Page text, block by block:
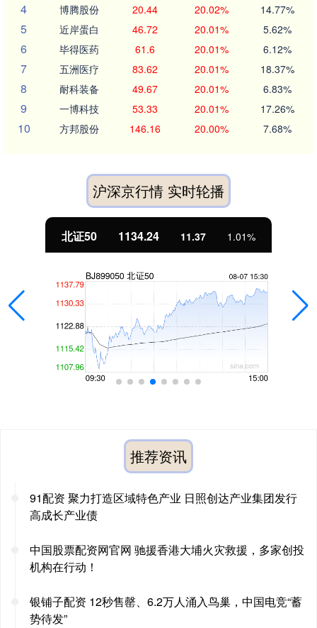
4 博腾股份 20.44 20.02% 14.77%
5 近岸蛋白 46.72 20.01% 5.62%
6 毕得医药 61.6 20.01% 6.12%
7 五洲医疗 83.62 20.01% 18.37%
8 耐科装备 49.67 20.01% 6.83%
9 一博科技 53.33 20.01% 17.26%
10 方邦股份 146.16 20.00% 7.68%
沪深京行情 实时轮播
北证50 1134.24 11.37 1.01%
推荐资讯
91配资 聚力打造区域特色产业 日照创达产业集团发行
高成长产业债
中国股票配资网官网 驰援香港大埔火灾救援，多家创投
机构在行动！
银铺子配资 12秒售罄、6.2万人涌入鸟巢，中国电竞“蓄
势待发”